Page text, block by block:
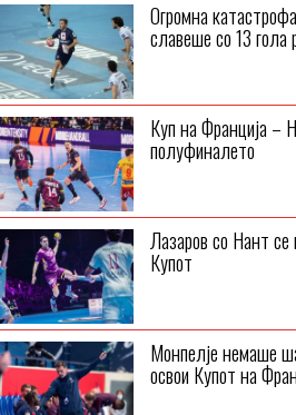
Огромна
славеше со 13 гола
Куп на Франција –
полуфиналето
Лазаров со Нант се
Купот
Монпелје немаше
освои Купот на